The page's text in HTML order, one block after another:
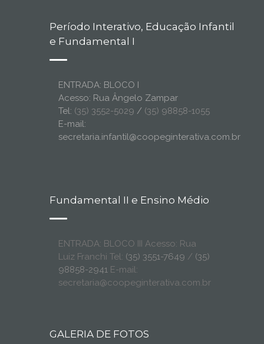
Período Interativo, Educação Infantil
e Fundamental I
ENTRADA: BLOCO I
Acesso: Rua Ângelo Zampar
Tel: (35) 3552-5029 / (35) 98858-1055
E-mail:
secretaria.infantil@coopeginterativa.com.br
Fundamental II e Ensino Médio
ENTRADA: BLOCO III Acesso: Rua
Luiz Franchi Tel: (35) 3551-7649 / (35)
98858-2941 E-mail:
secretaria@coopeginterativa.com.br
GALERIA DE FOTOS